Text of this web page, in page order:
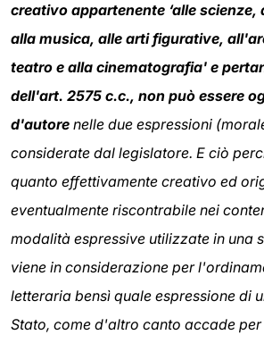
creativo appartenente ‘alle
alla musica, alle arti figurative,
teatro e alla cinematografia' e
dell'art. 2575 c.c., non può essere
d'autore nelle due espressioni
considerate dal legislatore. E ciò
quanto effettivamente creativo ed
eventualmente riscontrabile nei
modalità espressive utilizzate in una
viene in considerazione per
letteraria bensì quale espressione di
Stato, come d'altro canto accade